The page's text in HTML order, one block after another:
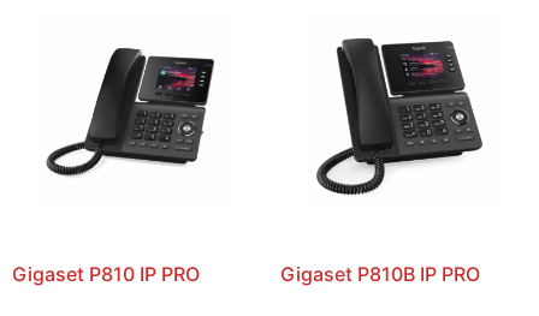
Gigaset P810 IP PRO Gigaset P810B IP PRO